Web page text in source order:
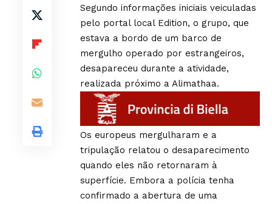
Segundo informações iniciais veiculadas
pelo portal local Edition, o grupo, que
estava a bordo de um barco de
mergulho operado por estrangeiros,
desapareceu durante a atividade,
realizada próximo a Alimathaa.
Os europeus mergulharam e a
tripulação relatou o desaparecimento
quando eles não retornaram à
superfície. Embora a polícia tenha
confirmado a abertura de uma